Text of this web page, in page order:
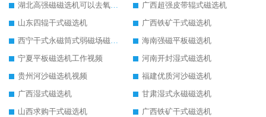
湖北高强磁磁选机可以去氧化铝
广西超强皮带辊式磁选机
山东四辊干式磁选机
广西铁矿干式磁选机
西宁干式永磁筒式弱磁场磁选机结构图
海南强磁平板磁选机
宁夏平板磁选机工作视频
河南开封湿式磁选机
贵州河沙磁选机视频
福建优质河沙磁选机
广西湿式磁选机
甘肃湿式永磁磁选机
山西求购干式磁选机
广西铁矿干式磁选机